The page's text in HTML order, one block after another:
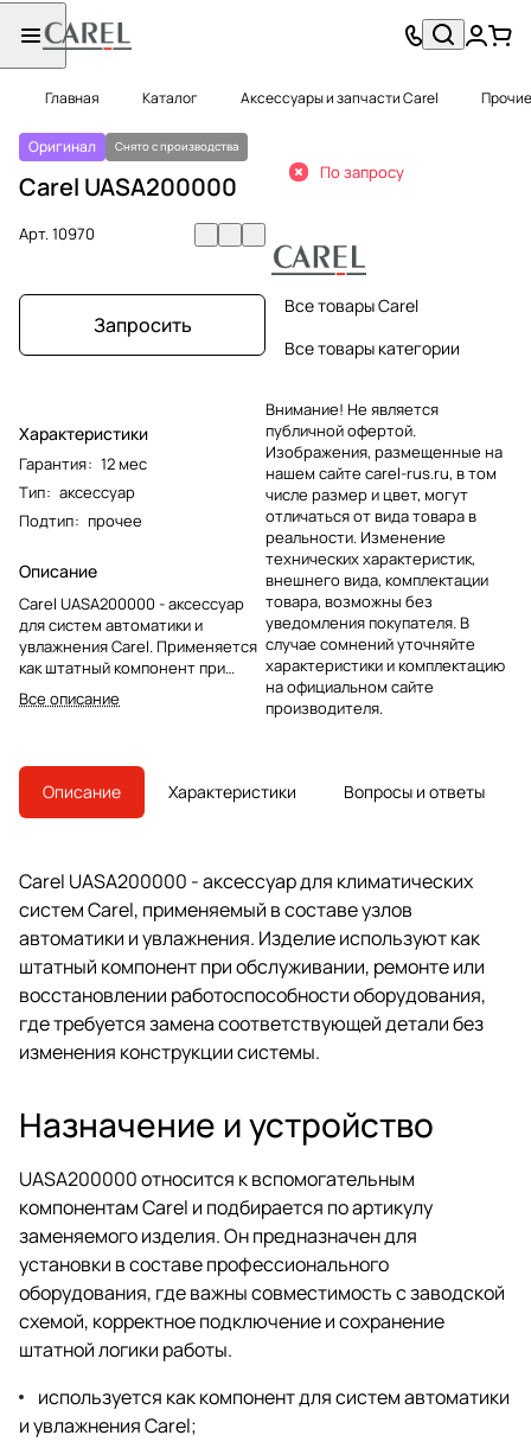
Главная Каталог Аксессуары и запчасти Carel
Оригинал Снято с производства
Carel UASA200000
Арт.10970
Запросить
Характеристики
Гарантия: 12 мес
Тип: аксессуар
Подтип: прочее
Описание
Carel UASA200000 - аксессуар
для систем автоматики и
увлажнения Carel. Применяется
как штатный компонент при
сервисной замене в
профессиональном
Все описание
По запросу
Все товары Carel
Все товары категории
Внимание! Не является
публичной офертой.
Изображения, размещенные на
нашем сайте carel-rus.ru, в том
числе размер и цвет, могут
отличаться от вида товара в
реальности. Изменение
технических характеристик,
внешнего вида, комплектации
товара, возможны без
уведомления покупателя. В
случае сомнений уточняйте
характеристики и комплектацию
на официальном сайте
производителя.
Описание Характеристики Вопросы и ответы
Carel UASA200000 - аксессуар для климатических
систем Carel, применяемый в составе узлов
автоматики и увлажнения. Изделие используют как
штатный компонент при обслуживании, ремонте или
восстановлении работоспособности оборудования,
где требуется замена соответствующей детали без
изменения конструкции системы.
Назначение и устройство
UASA200000 относится к вспомогательным
компонентам Carel и подбирается по артикулу
заменяемого изделия. Он предназначен для
установки в составе профессионального
оборудования, где важны совместимость с заводской
схемой, корректное подключение и сохранение
штатной логики работы.
используется как компонент для систем автоматики
и увлажнения Carel;